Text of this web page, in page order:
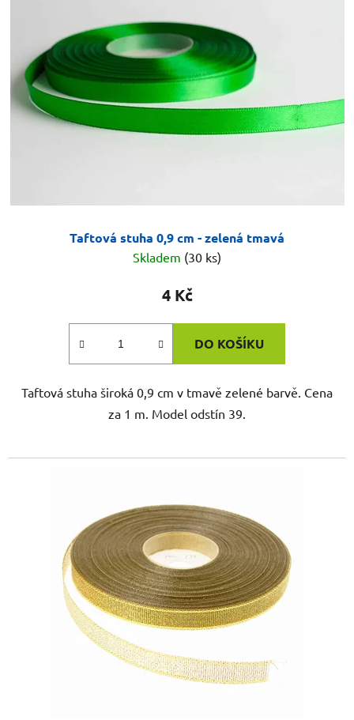
Taftová stuha 0,9 cm - zelená tmavá
Skladem (30 ks)
4 Kč
DO KOŠÍKU
Taftová stuha široká 0,9 cm v tmavě zelené barvě. Cena
za 1 m. Model odstín 39.